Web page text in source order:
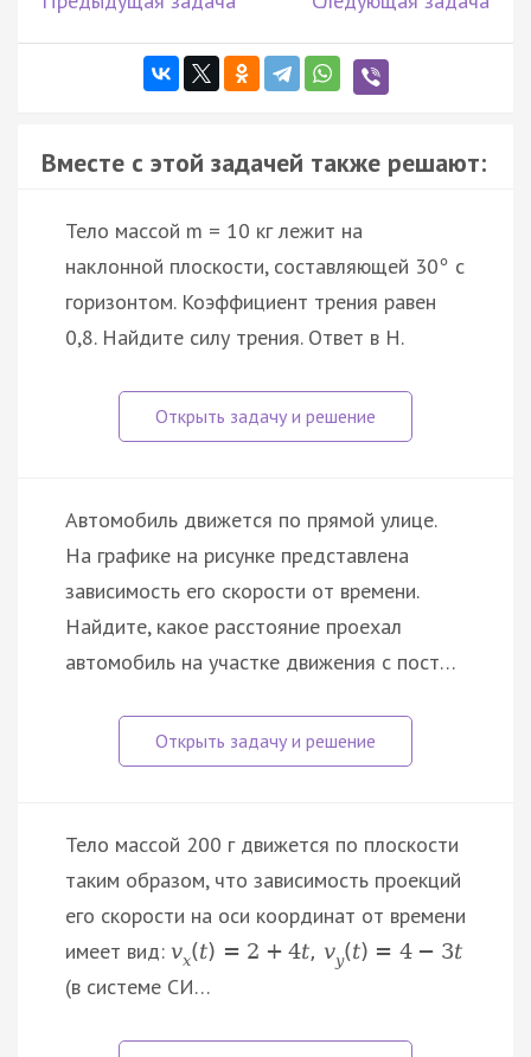
Вместе с этой задачей также решают:
Тело массой m = 10 кг лежит на
наклонной плоскости, составляющей 30° с
горизонтом. Коэффициент трения равен
0,8. Найдите силу трения. Ответ в H.
Автомобиль движется по прямой улице.
На графике на рисунке представлена
зависимость его скорости от времени.
Найдите, какое расстояние проехал
автомобиль на участке движения с пост…
Тело массой 200 г движется по плоскости
таким образом, что зависимость проекций
его скорости на оси координат от времени
имеет вид: vx(t) = 2 + 4t, vy(t) = 4 − 3t
(в системе СИ…